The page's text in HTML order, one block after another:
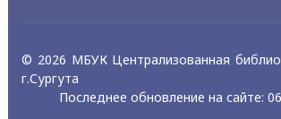
© 2026 МБУК Централизованная
г.Сургута
Последнее обновление на сайте: